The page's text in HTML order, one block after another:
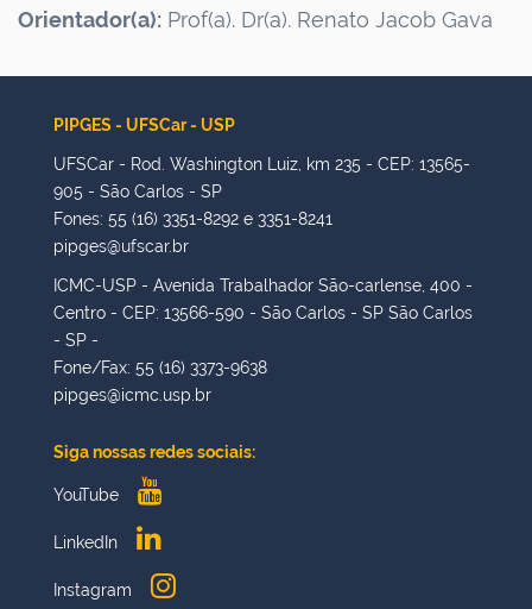
Orientador(a): Prof(a). Dr(a). Renato Jacob Gava
PIPGES - UFSCar - USP
UFSCar - Rod. Washington Luiz, km 235 - CEP: 13565-
905 - São Carlos - SP
Fones: 55 (16) 3351-8292 e 3351-8241
pipges@ufscar.br
ICMC-USP - Avenida Trabalhador São-carlense, 400 -
Centro - CEP: 13566-590 - São Carlos - SP São Carlos
- SP -
Fone/Fax: 55 (16) 3373-9638
pipges@icmc.usp.br
Siga nossas redes sociais:
YouTube
LinkedIn
Instagram